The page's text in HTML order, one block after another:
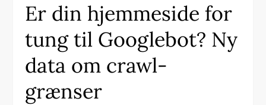
Er din hjemmeside for
tung til Googlebot? Ny
data om crawl-
grænser